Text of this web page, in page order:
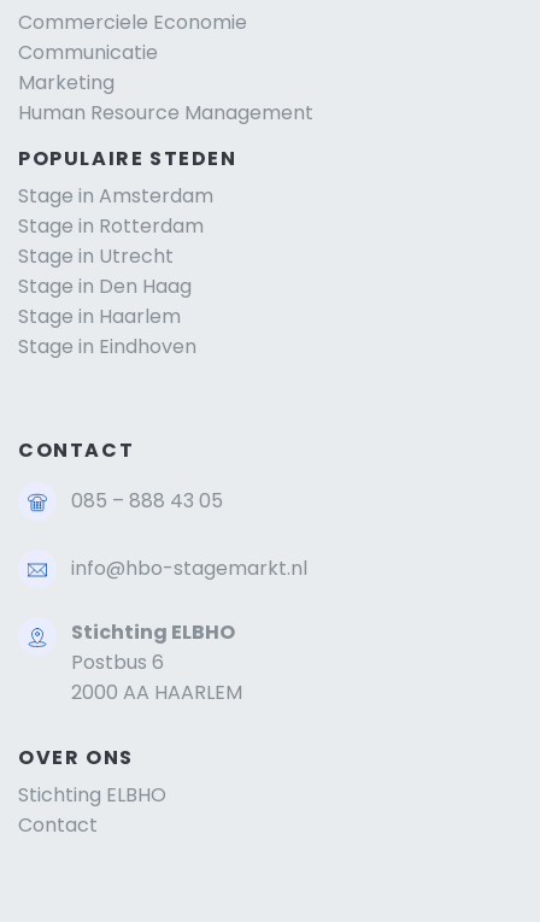
Commerciele Economie
Communicatie
Marketing
Human Resource Management
POPULAIRE STEDEN
Stage in Amsterdam
Stage in Rotterdam
Stage in Utrecht
Stage in Den Haag
Stage in Haarlem
Stage in Eindhoven
CONTACT
085 – 888 43 05
info@hbo-stagemarkt.nl
Stichting ELBHO
Postbus 6
2000 AA HAARLEM
OVER ONS
Stichting ELBHO
Contact